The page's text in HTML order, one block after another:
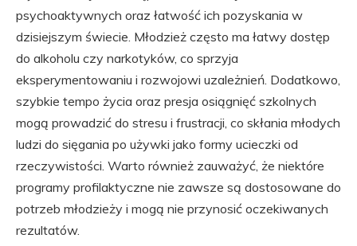
psychoaktywnych oraz łatwość ich pozyskania w
dzisiejszym świecie. Młodzież często ma łatwy dostęp
do alkoholu czy narkotyków, co sprzyja
eksperymentowaniu i rozwojowi uzależnień. Dodatkowo,
szybkie tempo życia oraz presja osiągnięć szkolnych
mogą prowadzić do stresu i frustracji, co skłania młodych
ludzi do sięgania po używki jako formy ucieczki od
rzeczywistości. Warto również zauważyć, że niektóre
programy profilaktyczne nie zawsze są dostosowane do
potrzeb młodzieży i mogą nie przynosić oczekiwanych
rezultatów.